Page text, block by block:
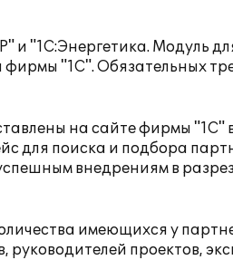
и "1С:Энергетика. Модуль
"1С". Обязательных
на сайте фирмы "1С" в
для поиска и подбора
внедрениям в
имеющихся у
проектов,